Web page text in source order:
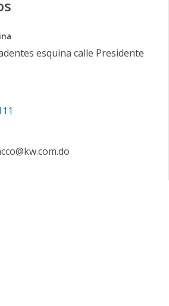
esquina calle Presidente